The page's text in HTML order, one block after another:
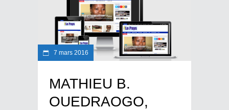
7 mars 2016
MATHIEU B.
OUEDRAOGO,